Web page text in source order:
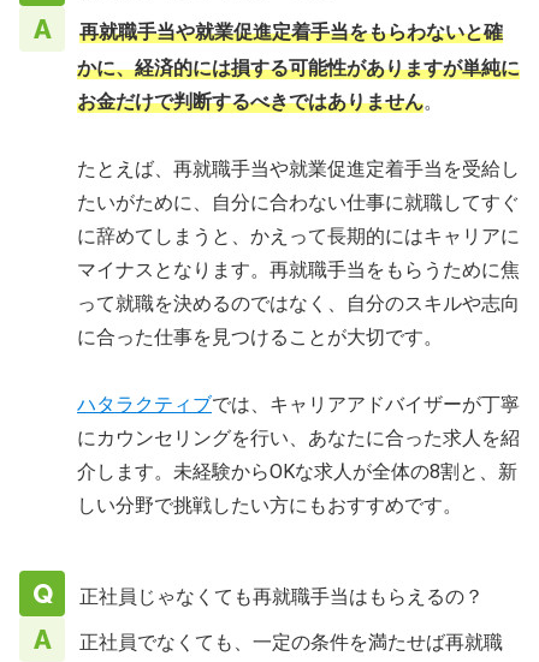
再就職手当や就業促進定着手当をもらわないと確
かに、経済的には損する可能性がありますが単純に
お金だけで判断するべきではありません。
たとえば、再就職手当や就業促進定着手当を受給し
たいがために、自分に合わない仕事に就職してすぐ
に辞めてしまうと、かえって長期的にはキャリアに
マイナスとなります。再就職手当をもらうために焦
って就職を決めるのではなく、自分のスキルや志向
に合った仕事を見つけることが大切です。
ハタラクティブでは、キャリアアドバイザーが丁寧
にカウンセリングを行い、あなたに合った求人を紹
介します。未経験からOKな求人が全体の8割と、新
しい分野で挑戦したい方にもおすすめです。
正社員じゃなくても再就職手当はもらえるの？
正社員でなくても、一定の条件を満たせば再就職